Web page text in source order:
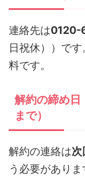
連絡先は0120-
日祝休））で
料です。
解約の締め日
まで）
解約の連絡は次
う必要があり